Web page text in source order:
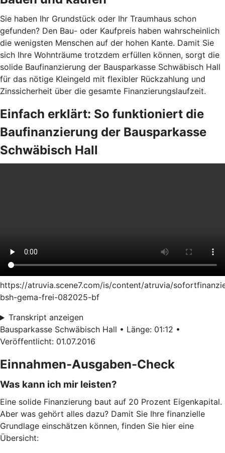
Sie haben Ihr Grundstück oder Ihr Traumhaus schon
gefunden? Den Bau- oder Kaufpreis haben wahrscheinlich
die wenigsten Menschen auf der hohen Kante. Damit Sie
sich Ihre Wohnträume trotzdem erfüllen können, sorgt die
solide Baufinanzierung der Bausparkasse Schwäbisch Hall
für das nötige Kleingeld mit flexibler Rückzahlung und
Zinssicherheit über die gesamte Finanzierungslaufzeit.
Einfach erklärt: So funktioniert die
Baufinanzierung der Bausparkasse
Schwäbisch Hall
https://atruvia.scene7.com/is/content/atruvia/
bsh-gema-frei-082025-bf
Transkript anzeigen
Bausparkasse Schwäbisch Hall • Länge: 01:12 •
Veröffentlicht: 01.07.2016
Einnahmen-Ausgaben-Check
Was kann ich mir leisten?
Eine solide Finanzierung baut auf 20 Prozent Eigenkapital.
Aber was gehört alles dazu? Damit Sie Ihre finanzielle
Grundlage einschätzen können, finden Sie hier eine
Übersicht: